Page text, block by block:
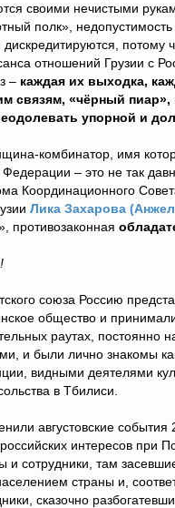
своими нечистыми
полк»,
дискредитируются,
отношений Грузии с
– каждая их выходка,
связям, «чёрный
упорной и
комбинатор, имя
Федерации – это не так
Координационного
Лика Захарова
противозаконная
союза Россию
общество и
раутах,
и были лично знакомы
видными деятелями
в Тбилиси.
августовские
интересов при
и сотрудники, там
страны и,
сказочно